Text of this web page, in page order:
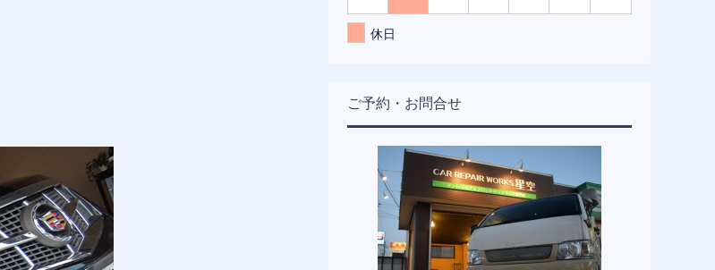
休日
ご予約・お問合せ